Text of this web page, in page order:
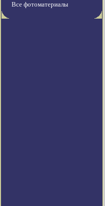
Все фотоматериалы